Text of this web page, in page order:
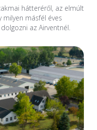
hátteréről, az elmúlt
másfél éves
az Airventnél.